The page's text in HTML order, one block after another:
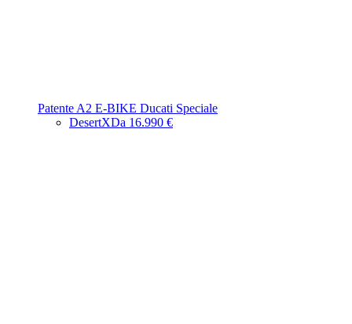
Patente A2 E-BIKE Ducati Speciale
DesertXDa 16.990 €